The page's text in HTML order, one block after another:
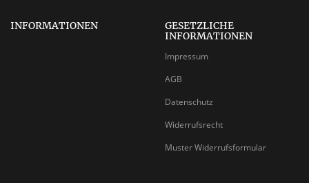
INFORMATIONEN
GESETZLICHE
INFORMATIONEN
Impressum
AGB
Datenschutz
Widerrufsrecht
Muster Widerrufsformular